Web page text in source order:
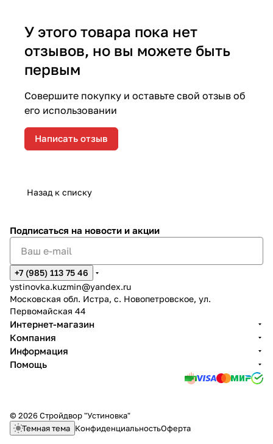
У этого товара пока нет
отзывов, но вы можете быть
первым
Совершите покупку и оставьте свой отзыв об
его использовании
Написать отзыв
Назад к списку
Подписаться на новости и акции
+7 (985) 113 75 46
ystinovka.kuzmin@yandex.ru
Московская обл. Истра, с. Новопетровское, ул.
Первомайская 44
Интернет-магазин
Компания
Информация
Помощь
© 2026 Стройдвор "Устиновка"
Темная тема КонфиденциальностьОферта